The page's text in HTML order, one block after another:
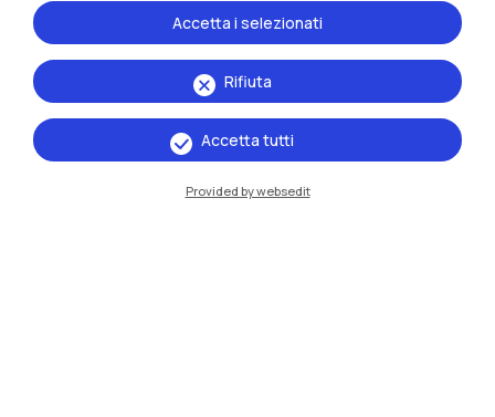
IT EN
Sedi
Milano Leonardo
Rifiuta
Accetta i selezionati
Accetta tutti
Provided by websedit